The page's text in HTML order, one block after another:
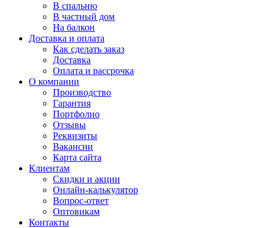
В спальню
В частный дом
На балкон
Доставка и оплата
Как сделать заказ
Доставка
Оплата и рассрочка
О компании
Производство
Гарантия
Портфолио
Отзывы
Реквизиты
Вакансии
Карта сайта
Клиентам
Скидки и акции
Онлайн-калькулятор
Вопрос-ответ
Оптовикам
Контакты